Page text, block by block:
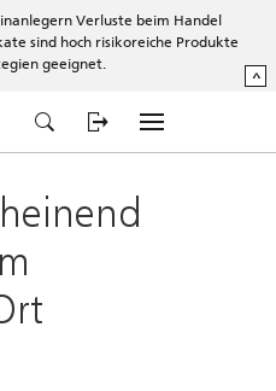
Verluste beim Handel
sind hoch risikoreiche Produkte
geeignet.
^